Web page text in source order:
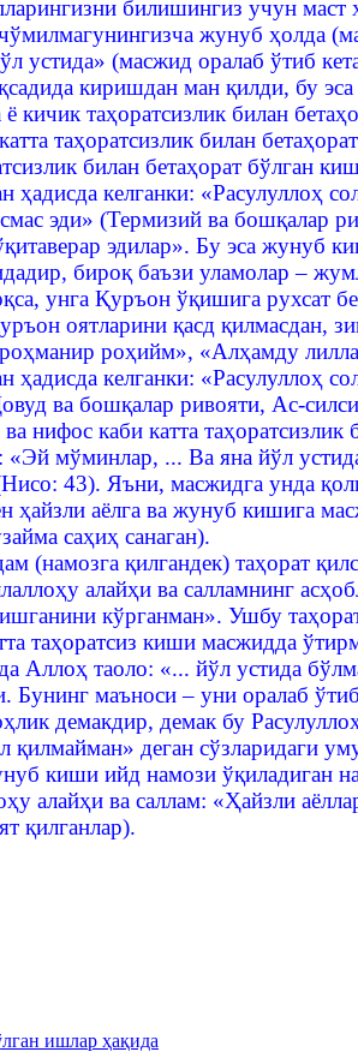
билишингиз учун
жунуб ҳолда
устида» (масжид оралаб ўтиб
киришдан ман қилди, бу
кичик таҳоратсизлик билан
таҳоратсизлик билан
билан бетаҳорат бўлган
ҳадисда келганки: «Расулуллоҳ
эди» (Термизий ва бошқалар
эдилар». Бу эса жунуб
бироқ баъзи уламолар –
унга Қуръон ўқишига рухсат
оятларини қасд қилмасдан,
роҳийм», «Алҳамду
ҳадисда келганки: «Расулуллоҳ
ва бошқалар ривояти, Ас-
нифос каби катта
«Эй мўминлар, ... Ва яна йўл
43). Яъни, масжидга унда
ҳайзли аёлга ва жунуб кишига
саҳиҳ санаган).
(намозга қилгандек) таҳорат
алайҳи ва салламнинг
кўрганман». Ушбу
таҳоратсиз киши масжидда
Аллоҳ таоло: «... йўл устида
Бунинг маъноси – уни оралаб
демакдир, демак бу
қилмайман» деган сўзларидаги
киши ийд намози ўқиладиган
алайҳи ва саллам: «Ҳайзли
қилганлар).
ишлар ҳақида